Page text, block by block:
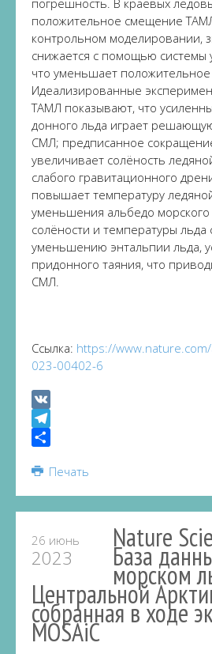
погрешность. В краевых
положительное смещение
контрольном моделировании,
снижается с помощью системы
что уменьшает
Идеализированные
ТАМЛ показывают, что
донного льда играет
СМЛ; предписанное
увеличивает солёность
слабого гравитационного
повышает температуру
уменьшения альбедо
солёности и температуры льда
уменьшению энтальпии льда,
придонного таяния, что
СМЛ.
Ссылка: https://
023-00402-6
VK
Telegram
Печать
26 июнь
2023
Nature
База
морском
Центральной
собранная в ходе
MOSAiC